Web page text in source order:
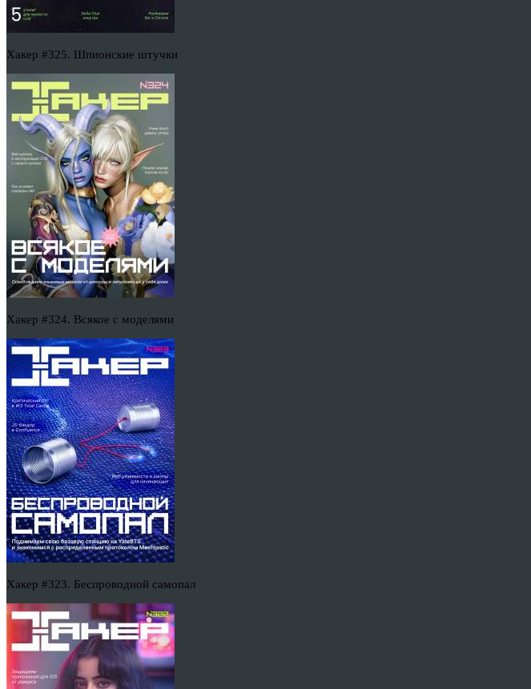
Хакер #325. Шпионские штучки
Хакер #324. Всякое с моделями
Хакер #323. Беспроводной самопал